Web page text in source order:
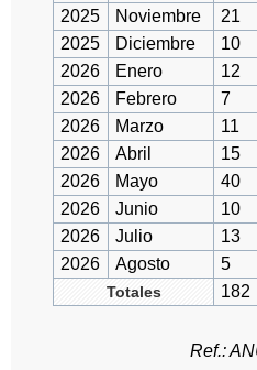
2025
Noviembre 21
2025
Diciembre 10
2026
Enero 12
2026
Febrero 7
2026
Marzo 11
2026
Abril 15
2026
Mayo 40
2026
Junio 10
2026
Julio 13
2026
Agosto 5
Totales 182
Ref.: